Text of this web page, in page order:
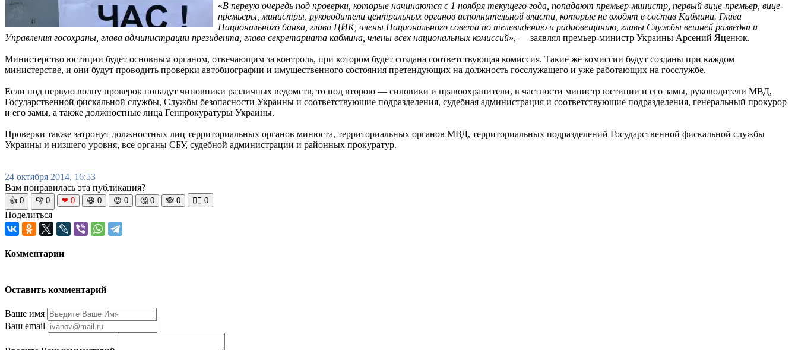
«В первую очередь под проверки, которые начинаются с 1 ноября текущего года, попадают премьер-министр, первый вице-премьер, вице-
премьеры, министры, руководители центральных органов исполнительной власти, которые не входят в состав Кабмина. Глава
Национального банка, глава ЦИК, члены Национального совета по телевидению и радиовещанию, главы Службы вешней разведки и
Управления госохраны, глава администрации президента, глава секретариата кабмина, члены всех национальных комиссий», — заявлял премьер-министр Украины Арсений Яценюк.
Министерство юстиции будет основным органом, отвечающим за контроль, при котором будет создана соответствующая комиссия. Такие же комиссии будут созданы при каждом
министерстве, и они будут проводить проверки автобиографии и имущественного состояния претендующих на должность госслужащего и уже работающих на госслужбе.
Если под первую волну проверок попадут чиновники различных ведомств, то под второю — силовики и правоохранители, в частности министр юстиции и его замы, руководители МВД,
Государственной фискальной службы, Службы безопасности Украины и соответствующие подразделения, судебная администрация и соответствующие подразделения, генеральный прокурор
и его замы, а также должностные лица Генпрокуратуры Украины.
Проверки также затронут должностных лиц территориальных органов минюста, территориальных органов МВД, территориальных подразделений Государственной фискальной службы
Украины и низшего уровня, все органы СБУ, судебной администрации и районных прокуратур.
24 октября 2014, 16:53
Вам понравилась эта публикация?
👍 0 👎 0 ❤ 0 😆 0 😡 0 🤔 0 🙈 0 🧘‍♀️ 0
Поделиться
Комментарии
Оставить комментарий
Ваше имя
Ваш email